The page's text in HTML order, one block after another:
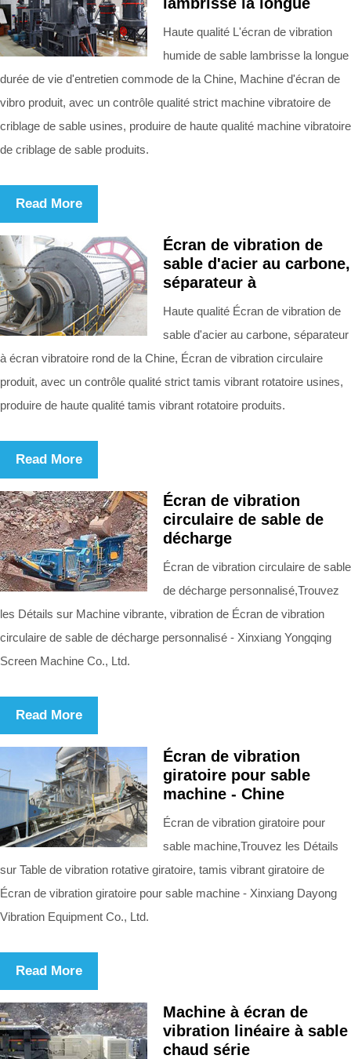
Haute qualité L'écran de vibration
humide de sable lambrisse la longue
durée de vie d'entretien commode de la Chine, Machine d'écran de
vibro produit, avec un contrôle qualité strict machine vibratoire de
criblage de sable usines, produire de haute qualité machine vibratoire
de criblage de sable produits.
Read More
Écran de vibration de
sable d'acier au carbone,
séparateur à
Haute qualité Écran de vibration de
sable d'acier au carbone, séparateur
à écran vibratoire rond de la Chine, Écran de vibration circulaire
produit, avec un contrôle qualité strict tamis vibrant rotatoire usines,
produire de haute qualité tamis vibrant rotatoire produits.
Read More
Écran de vibration
circulaire de sable de
décharge
Écran de vibration circulaire de sable
de décharge personnalisé,Trouvez
les Détails sur Machine vibrante, vibration de Écran de vibration
circulaire de sable de décharge personnalisé - Xinxiang Yongqing
Screen Machine Co., Ltd.
Read More
Écran de vibration
giratoire pour sable
machine - Chine
Écran de vibration giratoire pour
sable machine,Trouvez les Détails
sur Table de vibration rotative giratoire, tamis vibrant giratoire de
Écran de vibration giratoire pour sable machine - Xinxiang Dayong
Vibration Equipment Co., Ltd.
Read More
Machine à écran de
vibration linéaire à sable
chaud série